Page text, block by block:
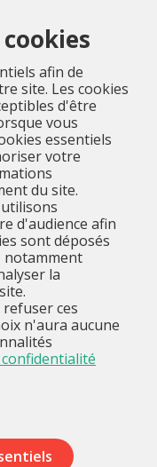
afin de
site. Les cookies
d'être
vous
essentiels
votre
du site.
d'audience afin
sont déposés
notamment
la
ces
n'aura aucune